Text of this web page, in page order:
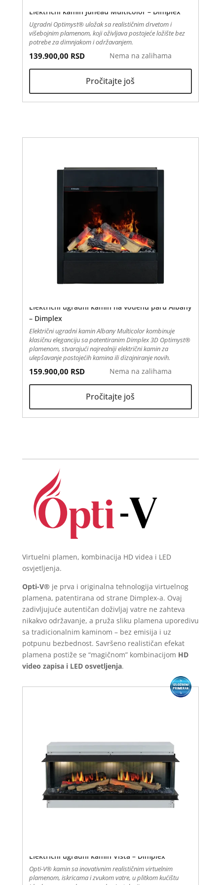
Električni kamin Juneau Multicolor – Dimplex
Ugradni Optimyst® uložak sa realističnim drvetom i
višebojnim plamenom, koji oživljava postojeće ložište bez
potrebe za dimnjakom i održavanjem.
139.900,00 RSD
Pročitajte još
Nema na zalihama
Električni ugradni kamin na vodenu paru Albany
– Dimplex
Električni ugradni kamin Albany Multicolor kombinuje
klasičnu eleganciju sa patentiranim Dimplex 3D Optimyst®
plamenom, stvarajući najrealniji električni kamin za
ulepšavanje postojećih kamina ili dizajniranje novih.
159.900,00 RSD
Pročitajte još
Nema na zalihama
Virtuelni plamen, kombinacija HD videa i LED
osvjetljenja.
Opti-V® je prva i originalna tehnologija virtuelnog
plamena, patentirana od strane Dimplex-a. Ovaj
zadivljujuće autentičan doživljaj vatre ne zahteva
nikakvo održavanje, a pruža sliku plamena uporedivu
sa tradicionalnim kaminom – bez emisija i uz
potpunu bezbednost. Savršeno realističan efekat
plamena postiže se “magičnom” kombinacijom HD
video zapisa i LED osvetljenja.
Električni ugradni kamin Vista – Dimplex
Opti-V® kamin sa inovativnim realističnim virtuelnim
plamenom, iskricama i zvukom vatre, u plitkom kućištu